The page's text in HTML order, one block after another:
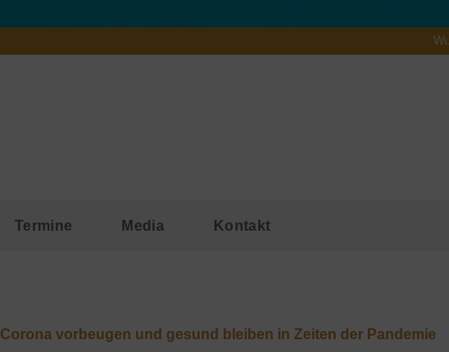
Termine Media Kontakt
Corona vorbeugen und gesund bleiben in Zeiten der Pandemie